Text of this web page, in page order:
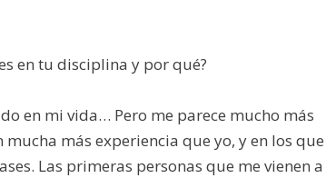
en tu disciplina y por qué?
en mi vida… Pero me parece mucho más
más experiencia que yo, y en los que
Las primeras personas que me vienen a